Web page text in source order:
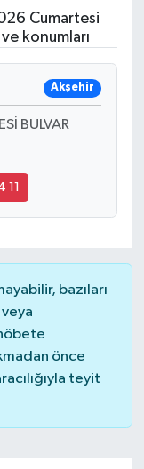
Cumartesi
konumları
Akşehir
BULVAR
11
bazıları
önce
teyit